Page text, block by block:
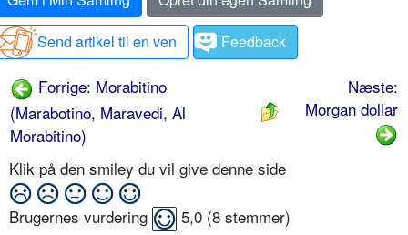
Send artikel til en ven
Feedback
Forrige: Morabitino
(Marabotino, Maravedi, Al
Morabitino)
Næste:
Morgan dollar
Klik på den smiley du vil give denne side
Brugernes vurdering 5,0 (8 stemmer)